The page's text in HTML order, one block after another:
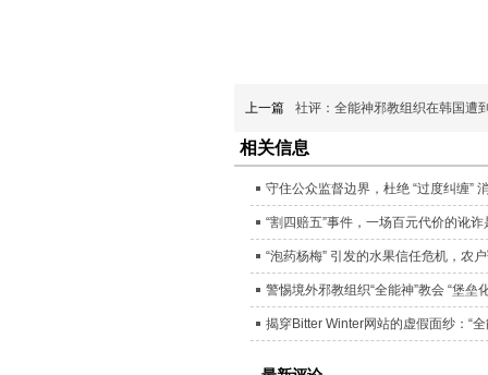
上一篇 社评：全能神邪教组织在韩国遭
相关信息
守住公众监督边界，杜绝 “过度纠缠”
“割四赔五”事件，一场百元代价的讹
“泡药杨梅” 引发的水果信任危机，农
警惕境外邪教组织“全能神”教会 “堡
揭穿Bitter Winter网站的虚假面纱：“